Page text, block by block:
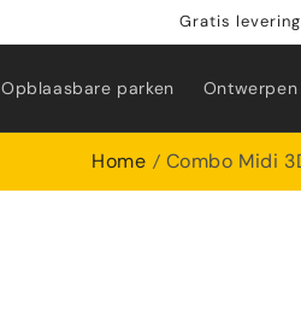
Gratis
Opblaasbare parken
Home Combo Midi